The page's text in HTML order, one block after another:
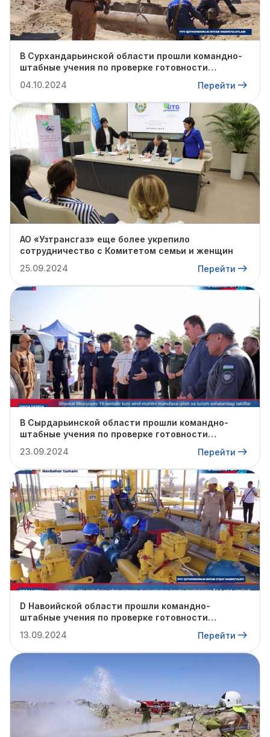
В Сурхандарьинской области прошли командно-
штабные учения по проверке готовности
отопительному сезону.
04.10.2024 Перейти
АО «Узтрансгаз» еще более укрепило
сотрудничество с Комитетом семьи и женщин
25.09.2024
Перейти
В Сырдарьинской области прошли командно-
штабные учения по проверке готовности
отопительному сезону.
23.09.2024 Перейти
D Навоийской области прошли командно-
штабные учения по проверке готовности
отопительному сезону.
13.09.2024 Перейти